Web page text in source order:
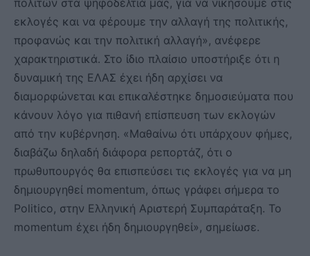
πολιτών στα ψηφοδέλτιά μας, για να νικήσουμε στις
εκλογές και να φέρουμε την αλλαγή της πολιτικής,
προφανώς και την πολιτική αλλαγή», ανέφερε
χαρακτηριστικά. Στο ίδιο πλαίσιο υποστήριξε ότι η
δυναμική της ΕΛΑΣ έχει ήδη αρχίσει να
διαμορφώνεται και επικαλέστηκε δημοσιεύματα που
κάνουν λόγο για πιθανή επίσπευση των εκλογών
από την κυβέρνηση. «Μαθαίνω ότι υπάρχουν φήμες,
διαβάζω δηλαδή διάφορα ρεπορτάζ, ότι ο
πρωθυπουργός θα επισπεύσει τις εκλογές για να μη
δημιουργηθεί momentum, όπως γράφει σήμερα το
Politico, στην Ελληνική Αριστερή Συμπαράταξη. Το
momentum έχει ήδη δημιουργηθεί», σημείωσε.